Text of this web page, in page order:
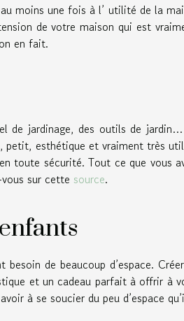
moins une fois à l’ utilité de la
de votre maison qui est
en fait.
de jardinage, des outils de
petit, esthétique et vraiment très
toute sécurité. Tout ce que vous
sur cette source.
de beaucoup d’espace.
et un cadeau parfait à offrir à
à se soucier du peu d’espace